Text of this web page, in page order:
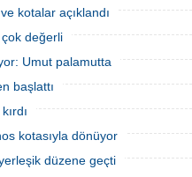
faaliyetleri anlık olarak tespit edebilen
hava ve su altı dronları sahada aktif
kullanılmaya başlandı.
kotalar açıklandı
çok değerli
Umut palamutta
başlattı
kotasıyla dönüyor
düzene geçti